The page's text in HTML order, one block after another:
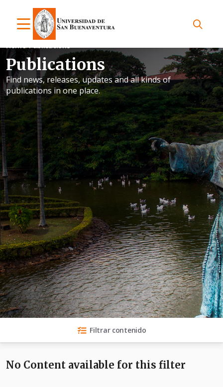
Home Publications
Publications
Find news, releases, updates and all kinds of
publications in one place.
Filtrar contenido
No Content available for this filter